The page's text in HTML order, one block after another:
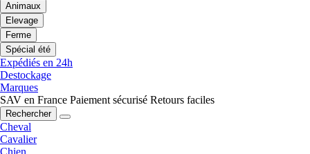
Animaux
Elevage
Ferme
Spécial été
Expédiés en 24h
Destockage
Marques
SAV en France Paiement sécurisé Retours faciles
Rechercher
Cheval
Cavalier